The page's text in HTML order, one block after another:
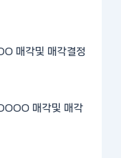
매각및 매각결정
매각및 매각